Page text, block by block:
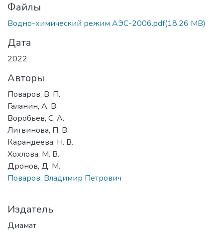
Файлы
Водно-химический режим АЭС-2006.pdf(18.26 MB)
Дата
2022
Авторы
Поваров, В. П.
Галанин, А. В.
Воробьев, С. А.
Литвинова, П. В.
Карандеева, Н. В.
Хохлова, М. В.
Дронов, Д. М.
Поваров, Владимир Петрович
Издатель
Диамат